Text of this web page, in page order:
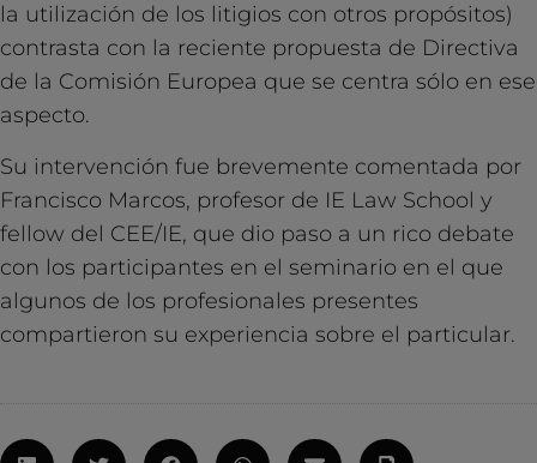
la utilización de los litigios con otros propósitos)
contrasta con la reciente propuesta de Directiva
de la Comisión Europea que se centra sólo en ese
aspecto.
Su intervención fue brevemente comentada por
Francisco Marcos, profesor de IE Law School y
fellow del CEE/IE, que dio paso a un rico debate
con los participantes en el seminario en el que
algunos de los profesionales presentes
compartieron su experiencia sobre el particular.